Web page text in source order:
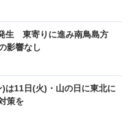
生 東寄りに進み南鳥島方
影響なし
は11日(火)・山の日に東北に
策を